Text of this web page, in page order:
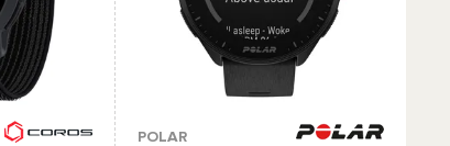
POLAR